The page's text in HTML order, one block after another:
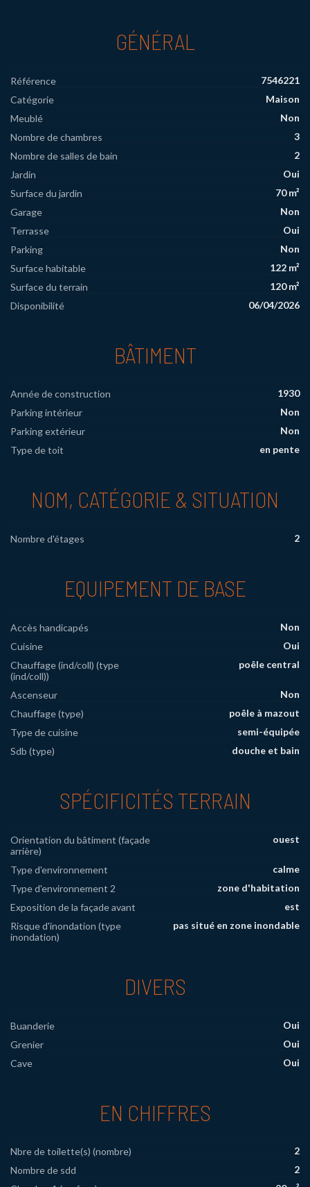
GÉNÉRAL
Référence
7546221
Catégorie
Maison
Meublé
Non
Nombre de chambres
3
Nombre de salles de bain
2
Jardin
Oui
Surface du jardin
70 m²
Garage
Non
Terrasse
Oui
Parking
Non
Surface habitable
122 m²
Surface du terrain
120 m²
Disponibilité
06/04/2026
BÂTIMENT
Année de construction
1930
Parking intérieur
Non
Parking extérieur
Non
Type de toit
en pente
NOM, CATÉGORIE & SITUATION
Nombre d'étages 2
EQUIPEMENT DE BASE
Accès handicapés
Non
Cuisine
Oui
Chauffage (ind/coll) (type
(ind/coll))
poêle central
Ascenseur
Non
Chauffage (type)
poêle à mazout
Type de cuisine
semi-équipée
Sdb (type)
douche et bain
SPÉCIFICITÉS TERRAIN
Orientation du bâtiment (façade
arrière)
ouest
Type d'environnement
calme
Type d'environnement 2
zone d'habitation
Exposition de la façade avant
est
Risque d'inondation (type
inondation)
pas situé en zone inondable
DIVERS
Buanderie
Oui
Grenier
Oui
Cave
Oui
EN CHIFFRES
Nbre de toilette(s) (nombre)
2
Nombre de sdd
2